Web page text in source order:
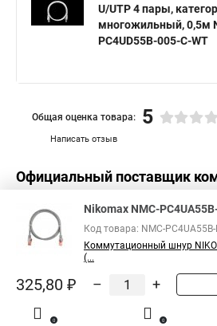
U/UTP 4 пары,
многожильный, 0,5м
PC4UD55B-005-C-WT
Написать отзыв
Общая оценка товара: 5
Официальный поставщик
Nikomax NMC-
Код товара: NMC-PC4UA55B-
Коммутационный шнур
(...
325,80 ₽ – +
0 0